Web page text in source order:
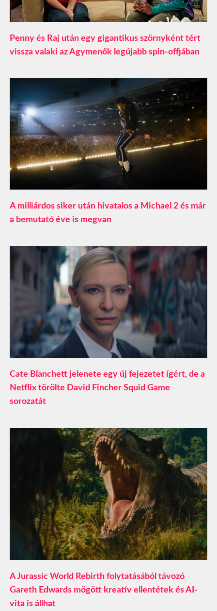
Penny és Raj után egy gigantikus szörnyként tért
vissza valaki az Agymenők legújabb spin-offjában
A milliárdos siker után hivatalos a Michael 2 és már
a bemutató éve is megvan
Cate Blanchett jelenete egy új fejezetet ígért, de a
Netflix törölte David Fincher Squid Game
sorozatát
A Jurassic World Rebirth folytatásából távozó
Gareth Edwards mögött kreatív ellentétek és AI-
vita is állhat